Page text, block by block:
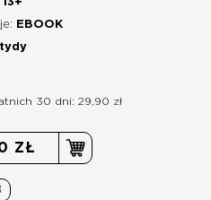
EBOOK
30 dni: 29,90 zł
ZŁ